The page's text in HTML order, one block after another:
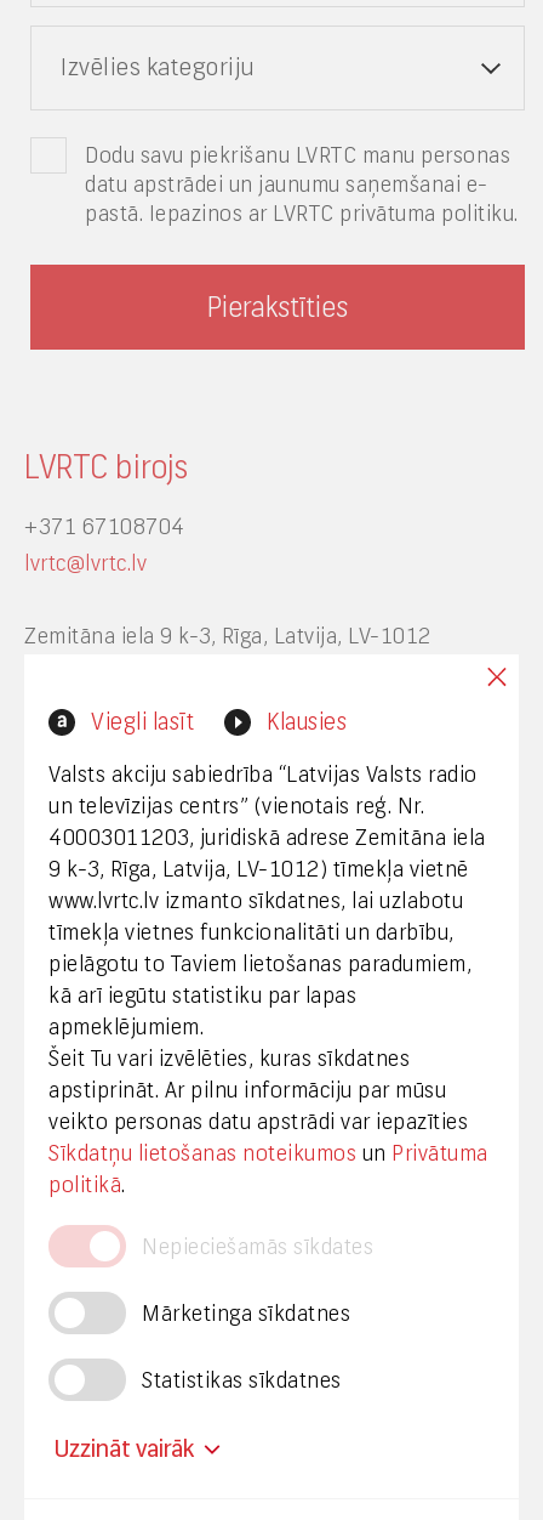
Viegli lasīt Klausies
Valsts akciju sabiedrība “Latvijas Valsts radio
un televīzijas centrs” (vienotais reģ. Nr.
40003011203, juridiskā adrese Zemitāna iela
9 k-3, Rīga, Latvija, LV-1012) tīmekļa vietnē
www.lvrtc.lv izmanto sīkdatnes, lai uzlabotu
tīmekļa vietnes funkcionalitāti un darbību,
pielāgotu to Taviem lietošanas paradumiem,
kā arī iegūtu statistiku par lapas
apmeklējumiem.
Šeit Tu vari izvēlēties, kuras sīkdatnes
apstiprināt. Ar pilnu informāciju par mūsu
veikto personas datu apstrādi var iepazīties
Sīkdatņu lietošanas noteikumos un Privātuma
politikā.
Nepieciešamās sīkdates
Mārketinga sīkdatnes
Statistikas sīkdatnes
Uzzināt vairāk
Izvēlies kategoriju
Dodu savu piekrišanu LVRTC manu personas
datu apstrādei un jaunumu saņemšanai e-
pastā. Iepazinos ar LVRTC privātuma politiku.
LVRTC birojs
+371 67108704
lvrtc@lvrtc.lv
Zemitāna iela 9 k-3, Rīga, Latvija, LV-1012
Interneta vietnes www.lvrtc.lv administrators:
Klientu apkalpošana
+371 67108787
Medijiem
+371 29665001
vineta.sprugaine@lvrtc.lv
© VAS Latvijas Valsts radio un televīzijas centrs,
Privātuma politika
Piekļūstamība